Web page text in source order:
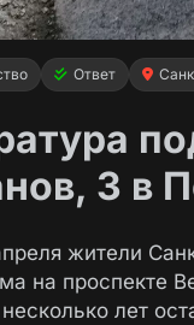
Ответ
3 в
жители
на проспекте
лет